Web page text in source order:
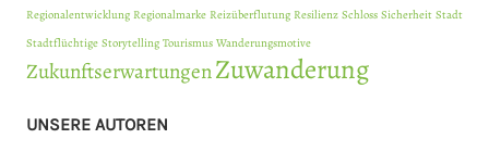
Regionalentwicklung Regionalmarke Reizüberflutung Resilienz Schloss Sicherheit Stadt
Stadtflüchtige Storytelling Tourismus Wanderungsmotive
ZukunftserwartungenZuwanderung
UNSERE AUTOREN